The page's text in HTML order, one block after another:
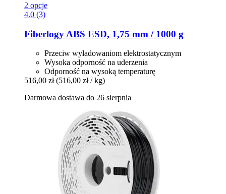
2 opcje
4.0 (3)
Fiberlogy ABS ESD, 1,75 mm / 1000 g
Przeciw wyładowaniom elektrostatycznym
Wysoka odporność na uderzenia
Odporność na wysoką temperaturę
516,00 zł (516,00 zł / kg)
Darmowa dostawa do 26 sierpnia